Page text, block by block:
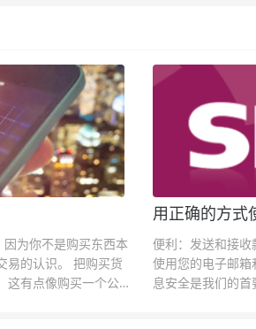
因为你不是购买东西本
易的认识。 把购买货
这有点像购买一个公司
用正确的方式
便利：发送和接收
使用您的电子邮
息安全是我们的